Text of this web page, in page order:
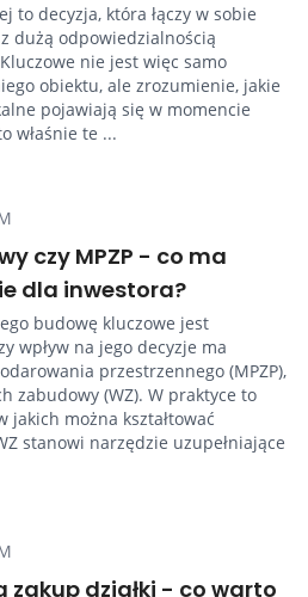
to decyzja, która łączy w sobie
dużą odpowiedzialnością
nie jest więc samo
obiektu, ale zrozumienie, jakie
pojawiają się w momencie
właśnie te ...
czy MPZP - co ma
dla inwestora?
budowę kluczowe jest
wpływ na jego decyzje ma
przestrzennego (MPZP),
zabudowy (WZ). W praktyce to
jakich można kształtować
stanowi narzędzie uzupełniające
zakup działki - co warto